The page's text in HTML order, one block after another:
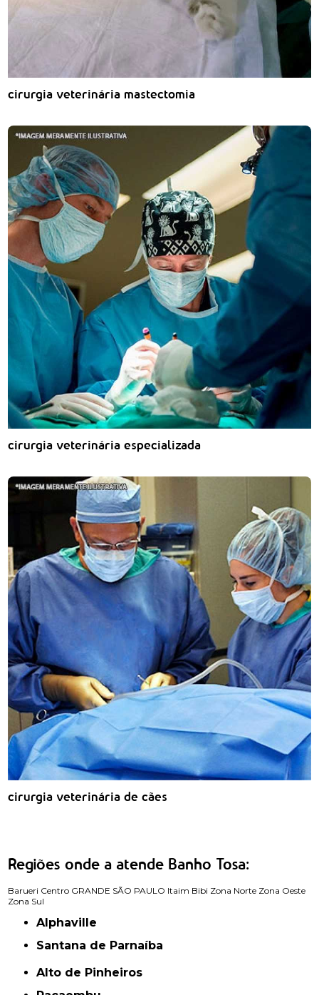
cirurgia veterinária mastectomia
cirurgia veterinária especializada
cirurgia veterinária de cães
Regiões onde a atende Banho Tosa:
Barueri Centro GRANDE SÃO PAULO Itaim Bibi Zona Norte Zona Oeste
Zona Sul
Alphaville
Santana de Parnaíba
Alto de Pinheiros